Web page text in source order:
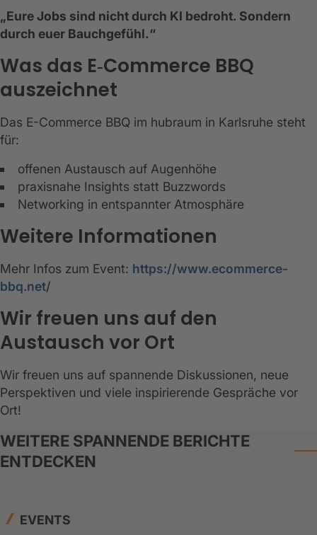
„Eure Jobs sind nicht durch KI bedroht. Sondern
durch euer Bauchgefühl.“
Was das E‑Commerce BBQ
auszeichnet
Das E-Commerce BBQ im hubraum in Karlsruhe steht
für:
offenen Austausch auf Augenhöhe
praxisnahe Insights statt Buzzwords
Networking in entspannter Atmosphäre
Weitere Informationen
Mehr Infos zum Event: https://www.ecommerce-
bbq.net/
Wir freuen uns auf den
Austausch vor Ort
Wir freuen uns auf spannende Diskussionen, neue
Perspektiven und viele inspirierende Gespräche vor
Ort!
WEITERE SPANNENDE BERICHTE
ENTDECKEN
EVENTS